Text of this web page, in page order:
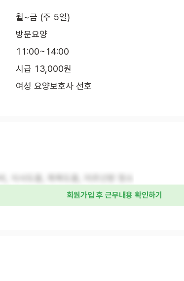
월~금 (주 5일)
방문요양
11:00~14:00
시급 13,000원
여성 요양보호사 선호
회원가입 후 근무내용 확인하기